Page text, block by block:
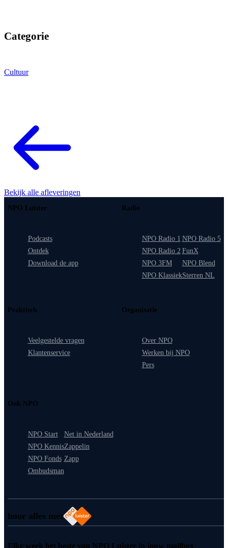
Categorie
Cultuur
Bekijk alle afleveringen
hoor alles met
NPO Luister
Podcasts
Ontdek
Download de app
Radio
NPO Radio 1
NPO Radio 2
NPO 3FM
NPO Klassiek
NPO Radio 5
FunX
NPO Blend
Sterren NL
Praktisch
Veelgestelde vragen
Klantenservice
Organisatie
Over NPO
Werken bij NPO
Pers
Ook NPO
NPO Start
NPO Kennis
NPO Fonds
Ombudsman
Net in Nederland
Zappelin
Zapp
Elke week het beste van NPO Luister in jouw mailbox